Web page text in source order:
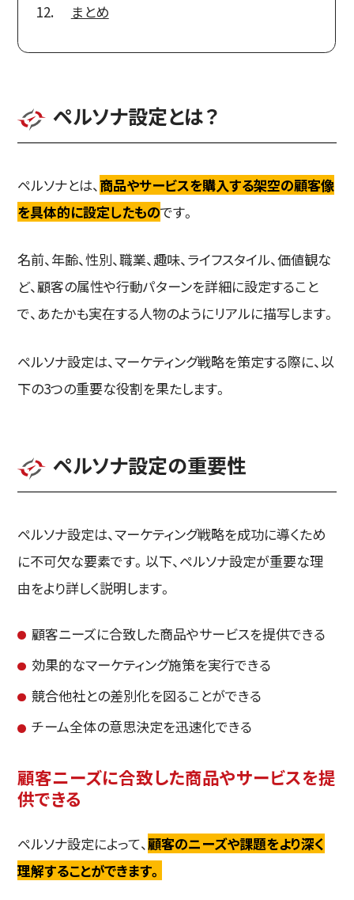
まとめ
ペルソナ設定とは？
ペルソナとは、 商品やサービスを購入する架空の顧客像
を具体的に設定したものです。
名前、年齢、性別、職業、趣味、ライフスタイル、価値観な
ど、顧客の属性や行動パターンを詳細に設定すること
で、あたかも実在する人物のようにリアルに描写します。
ペルソナ設定は、マーケティング戦略を策定する際に、以
下の3つの重要な役割を果たします。
ペルソナ設定の重要性
ペルソナ設定は、マーケティング戦略を成功に導くため
に不可欠な要素です。以下、ペルソナ設定が重要な理
由をより詳しく説明します。
顧客ニーズに合致した商品やサービスを提供できる
効果的なマーケティング施策を実行できる
競合他社との差別化を図ることができる
チーム全体の意思決定を迅速化できる
顧客ニーズに合致した商品やサービスを提
供できる
ペルソナ設定によって、顧客のニーズや課題をより深く
理解することができます。